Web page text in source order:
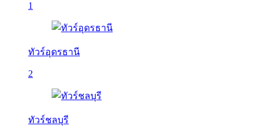
1
ทัวร์อุดรธานี
2
ทัวร์ชลบุรี